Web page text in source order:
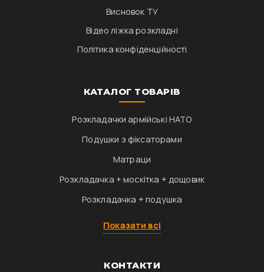
Висновок ТУ
Відео ліжка розкладні
Політика конфіденційності
КАТАЛОГ ТОВАРІВ
Розкладачки армійські НАТО
Подушки з фіксаторами
Матраци
Розкладачка + москітка + дощовик
Розкладачка + подушка
Показати всі
КОНТАКТИ